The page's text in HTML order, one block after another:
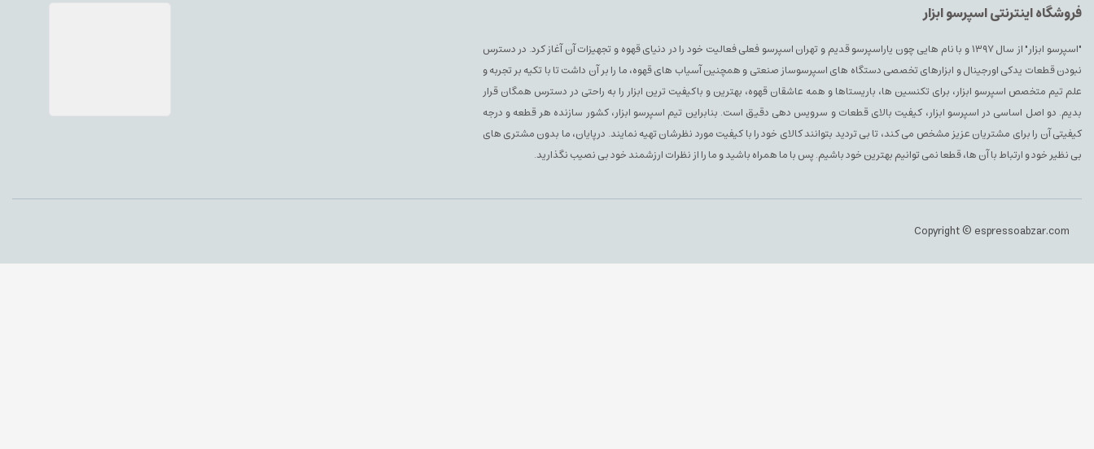
فروشگاه اینترنتی اسپرسو ابزار
"اسپرسو ابزار" از سال ۱۳۹۷ و با نام هایی چون یاراسپرسو قدیم و تهران اسپرسو فعلی فعالیت خود را در دنیای قهوه و تجهیزات آن آغاز کرد. در دسترس
نبودن قطعات یدکی اورجینال و ابزارهای تخصصی دستگاه های اسپرسوساز صنعتی و همچنین آسیاب های قهوه، ما را بر آن داشت تا با تکیه بر تجربه و
علم تیم متخصص اسپرسو ابزار، برای تکنسین ها، باریستاها و همه عاشقان قهوه، بهترین و باکیفیت ترین ابزار را به راحتی در دسترس همگان قرار
بدیم. دو اصل اساسی در اسپرسو ابزار، کیفیت بالای قطعات و سرویس دهی دقیق است. بنابراین تیم اسپرسو ابزار، کشور سازنده هر قطعه و درجه
کیفیتی آن را برای مشتریان عزیز مشخص می کند، تا بی تردید بتوانند کالای خود را با کیفیت مورد نظرشان تهیه نمایند. درپایان، ما بدون مشتری های
بی نظیر خود و ارتباط با آن ها، قطعا نمی توانیم بهترین خود باشیم. پس با ما همراه باشید و ما را از نظرات ارزشمند خود بی نصیب نگذارید.
Copyright © espressoabzar.com